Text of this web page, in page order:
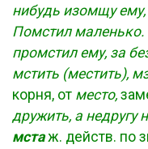
нибудь изомщу
Помстил маленько.
промстил ему, за
мстить (местить),
корня, от место,
дружить, а недругу
мстаж. действ. по